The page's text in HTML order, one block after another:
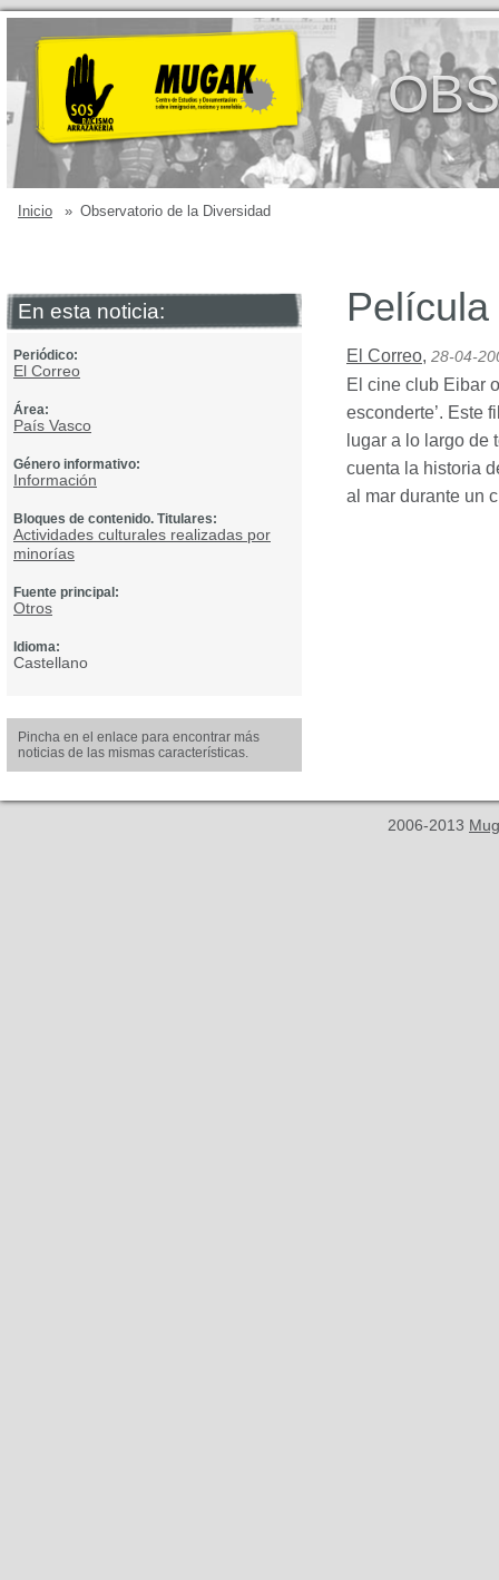
Inicio » Observatorio de la Diversidad
En esta noticia:
Periódico:
El Correo
Área:
País Vasco
Género informativo:
Información
Bloques de contenido. Titulares:
Actividades culturales realizadas por
minorías
Fuente principal:
Otros
Idioma:
Castellano
Pincha en el enlace para encontrar más
noticias de las mismas características.
El Correo, 28-04-
El cine club Eibar
esconderte’. Este
lugar a lo largo
cuenta la historia
al mar durante un
2006-2013